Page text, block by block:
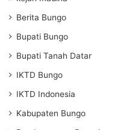
Berita Bungo
Bupati Bungo
Bupati Tanah Datar
IKTD Bungo
IKTD Indonesia
Kabupaten Bungo